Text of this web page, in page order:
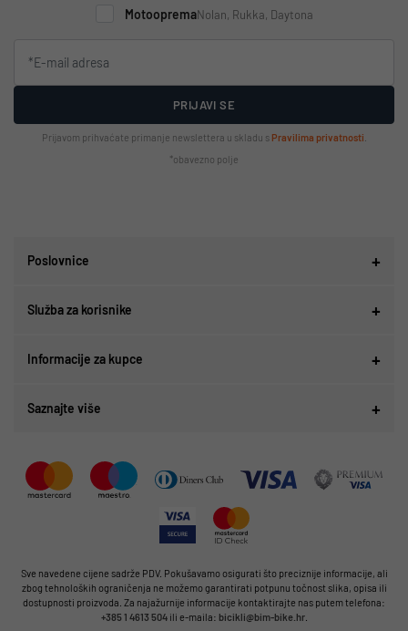
MotoopremaNolan, Rukka, Daytona
PRIJAVI SE
Prijavom prihvaćate primanje newslettera u skladu s Pravilima privatnosti
*obavezno polje
Poslovnice
Služba za korisnike
Informacije za kupce
Saznajte više
Sve navedene cijene sadrže PDV. Pokušavamo osigurati što preciznije informacije, ali
zbog tehnoloških ograničenja ne možemo garantirati potpunu točnost slika, opisa ili
dostupnosti proizvoda. Za najažurnije informacije kontaktirajte nas putem telefona:
+385 1 4613 504ili e-maila: bicikli@bim-bike.hr.